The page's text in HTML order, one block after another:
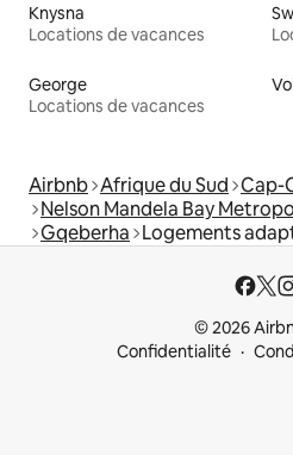
Knysna
Locations de vacances
George
Locations de vacances
Airbnb Afrique du Sud Cap-
Nelson Mandela Bay
Gqeberha Logements
© 2026
Confidentialité